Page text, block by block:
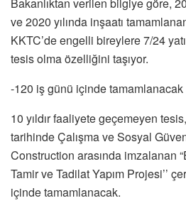
ve 2020 yılında inşaatı
KKTC’de engelli bireylere 7/24
tesis olma özelliğini taşıyor.
-120 iş günü içinde tamamlanacak
10 yıldır faaliyete geçemeyen
tarihinde Çalışma ve Sosyal
Construction arasında imzalanan
Tamir ve Tadilat Yapım Projesi’’
içinde tamamlanacak.